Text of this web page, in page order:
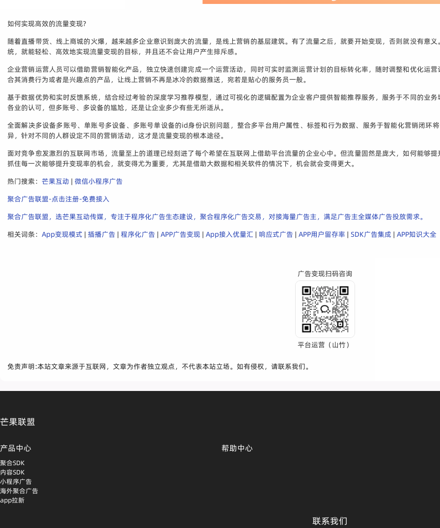
如何实现高效的流量变现?
随着直播带货、线上商城的火爆，越来越多企业意识到庞大的流量，是线上营销的基层建筑。有了流量之后，就要开始变现，否则就没有意
统，就能轻松、高效地实现流量变现的目标，并且还不会让用户产生排斥感。
企业营销运营人员可以借助营销智能化产品，独立快速创建完成一个运营活动，同时可实时监测运营计划的目标转化率，随时调整和优化运
合其消费行为或者是兴趣点的产品，让线上营销不再是冰冷的数据推送，宛若是贴心的服务员一般。
基于数据优势和实时反馈系统，结合经过考验的深度学习推荐模型，通过可视化的逻辑配置为企业客户提供智能推荐服务，服务于不同的业
各业的认可，但多账号、多设备的尴尬，还是让企业多少有些无所适从。
全面解决多设备多账号、单账号多设备、多账号单设备的id身份识别问题，整合多平台用户属性、标签和行为数据、服务于智能化营销闭环
异，针对不同的人群设定不同的营销活动，这才是流量变现的根本途径。
面对竞争愈发激烈的互联网市场，流量至上的道理已经刻进了每个希望在互联网上借助平台流量的企业心中。但流量固然是庞大，如何能够
抓住每一次能够提升变现率的机会，就变得尤为重要，尤其是借助大数据和相关软件的情况下，机会就会变得更大。
热门搜索： 芒果互动 | 微信小程序广告
聚合广告联盟-点击注册-免费接入
聚合广告联盟，选芒果互动传媒，专注于程序化广告生态建设，聚合程序化广告交易，对接海量广告主，满足广告主全媒体广告投放需求。
相关词条： App变现模式 | 插播广告 | 程序化广告 | APP广告变现 | App接入优量汇 | 响应式广告 | APP用户留存率 | SDK广告集成 | APP知识大全
广告变现扫码咨询
平台运营（山竹）
免责声明:本站文章来源于互联网，文章为作者独立观点，不代表本站立场。如有侵权，请联系我们。
芒果联盟
产品中心
聚合SDK
内容SDK
小程序广告
海外聚合广告
app拉新
帮助中心
联系我们